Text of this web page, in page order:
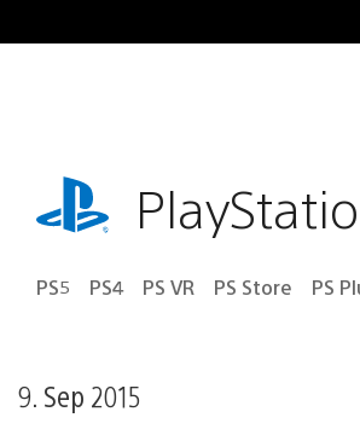
Inhalt
playstation.com
PS5 PS4 PS VR PS Store PS
9. Sep 2015